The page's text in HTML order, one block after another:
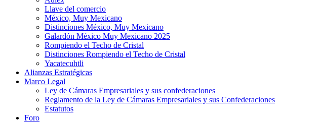
Llave del comercio
México, Muy Mexicano
Distinciones México, Muy Mexicano
Galardón México Muy Mexicano 2025
Rompiendo el Techo de Cristal
Distinciones Rompiendo el Techo de Cristal
Yacatecuhtli
Alianzas Estratégicas
Marco Legal
Ley de Cámaras Empresariales y sus confederaciones
Reglamento de la Ley de Cámaras Empresariales y sus Confederaciones
Estatutos
Foro